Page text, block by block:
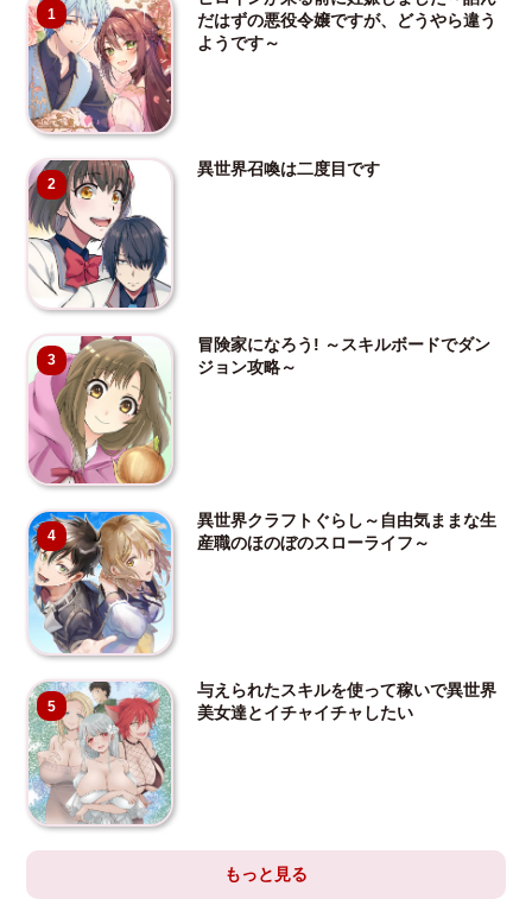
1
だはずの悪役令嬢ですが、どうやら違う
ようです～
2
異世界召喚は二度目です
3
冒険家になろう! ～スキルボードでダン
ジョン攻略～
4
異世界クラフトぐらし～自由気ままな生
産職のほのぼのスローライフ～
5
与えられたスキルを使って稼いで異世界
美女達とイチャイチャしたい
もっと見る